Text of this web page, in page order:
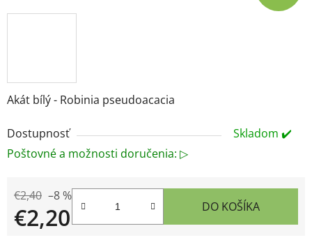
Akát bílý - Robinia pseudoacacia
Dostupnosť
Skladom ✔️
Poštovné a možnosti doručenia: ▷
€2,40 –8 %
€2,20 DO KOŠÍKA